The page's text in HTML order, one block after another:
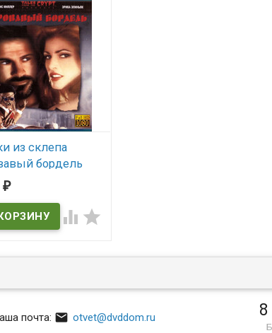
из склепа
бордель
₽
 
почта:  otvet@dvddom.ru